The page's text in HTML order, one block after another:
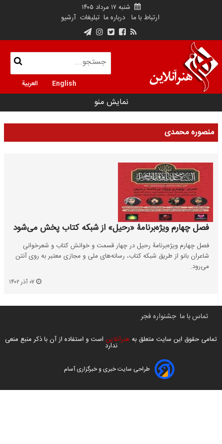
شنبه ۱۷ مرداد ۱۴۰۵
ارتباط با ما درباره ما تبلیغات آرشیو
English العربية
نمایش منو
منصوره محمدی
فصل چهارم ویژه‌برنامۀ «رحیل» از شبکه کتاب پخش می‌شود
فصل چهارم ویژه‌برنامۀ رحیل در چهار قسمت و خوانش کتاب و شعرخوانی
شاعران بانو از طریق شبکه کتاب، رسانه‌های ملی و مجازی معتبر به روی آنتن
می‌رود.
تماس با ما جشنواره فجر
تمامی حقوق این سایت متعلق به هنرآنلاین است و استفاده از آن با ذکر منبع منعی
ندارد
طراحی سایت خبری و خبرگزاری آسام